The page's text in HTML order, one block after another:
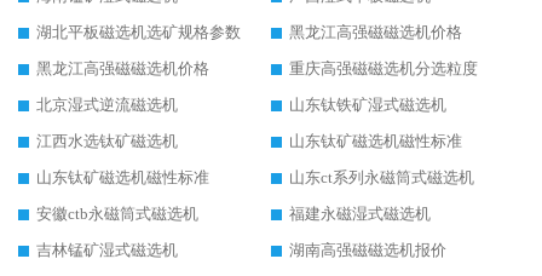
湖北平板磁选机选矿规格参数
黑龙江高强磁磁选机价格
黑龙江高强磁磁选机价格
重庆高强磁磁选机分选粒度
北京湿式逆流磁选机
山东钛铁矿湿式磁选机
江西水选钛矿磁选机
山东钛矿磁选机磁性标准
山东钛矿磁选机磁性标准
山东ct系列永磁筒式磁选机
安徽ctb永磁筒式磁选机
福建永磁湿式磁选机
吉林锰矿湿式磁选机
湖南高强磁磁选机报价